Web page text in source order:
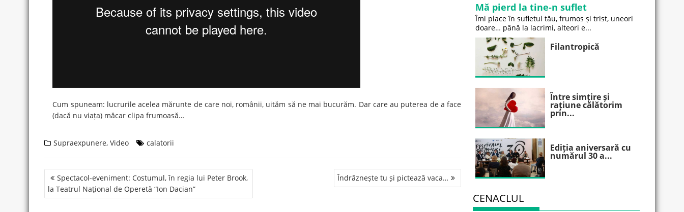
Cum spuneam: lucrurile acelea mărunte de care noi, românii, uităm să ne mai bucurăm. Dar care au puterea de a face
(dacă nu viața) măcar clipa frumoasă…
Supraexpunere, Video calatorii
Post
navigation
Spectacol-eveniment: Costumul, în regia lui Peter Brook,
la Teatrul Naţional de Operetă “Ion Dacian”
Îndrăznește tu și pictează vaca…
Mă pierd la tine-n suflet
Îmi place în sufletul tău, frumos și trist, uneori
doare… până la lacrimi, alteori e...
Filantropică
Între simțire și
rațiune călătorim
prin...
Ediția aniversară cu
numărul 30 a...
CENACLUL